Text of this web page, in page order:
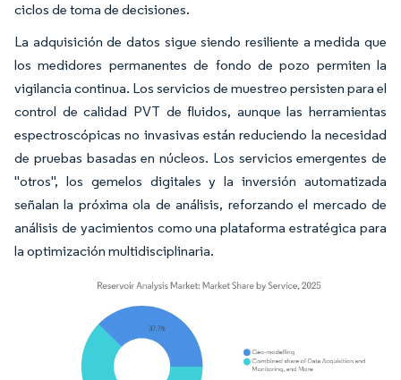
ciclos de toma de decisiones.
La adquisición de datos sigue siendo resiliente a medida que
los medidores permanentes de fondo de pozo permiten la
vigilancia continua. Los servicios de muestreo persisten para el
control de calidad PVT de fluidos, aunque las herramientas
espectroscópicas no invasivas están reduciendo la necesidad
de pruebas basadas en núcleos. Los servicios emergentes de
"otros", los gemelos digitales y la inversión automatizada
señalan la próxima ola de análisis, reforzando el mercado de
análisis de yacimientos como una plataforma estratégica para
la optimización multidisciplinaria.